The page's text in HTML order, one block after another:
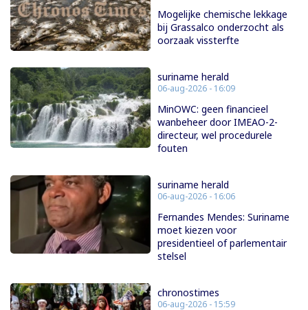
Mogelijke chemische lekkage
bij Grassalco onderzocht als
oorzaak vissterfte
suriname herald
06-aug-2026 - 16:09
MinOWC: geen financieel
wanbeheer door IMEAO-2-
directeur, wel procedurele
fouten
suriname herald
06-aug-2026 - 16:06
Fernandes Mendes: Suriname
moet kiezen voor
presidentieel of parlementair
stelsel
chronostimes
06-aug-2026 - 15:59